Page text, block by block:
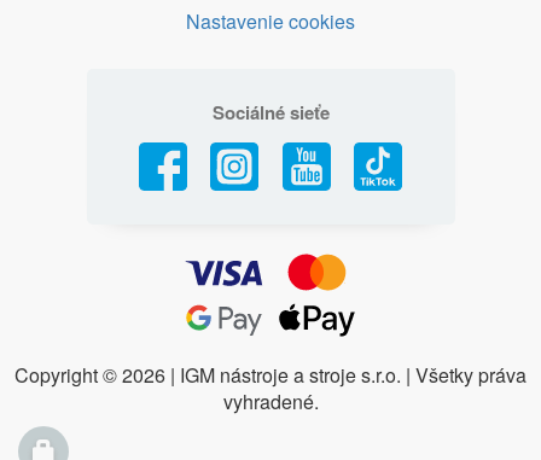
Nastavenie cookies
Sociálné sieťe
Copyright ©2026 | IGM nástroje a stroje s.r.o. | Všetky práva
vyhradené.